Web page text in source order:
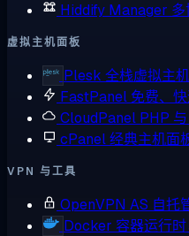
Hiddify Manager
虚拟主机面板
Plesk 全栈虚拟主
FastPanel 免费、
CloudPanel PHP
cPanel经典主机面
VPN 与工具
OpenVPN AS 自托
Docker 容器运行